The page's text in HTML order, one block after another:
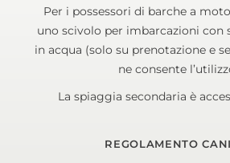
Per i possessori di barche a
uno scivolo per imbarcazioni con
in acqua (solo su prenotazione e
ne consente
La spiaggia secondaria è
REGOLAMENTO CANI